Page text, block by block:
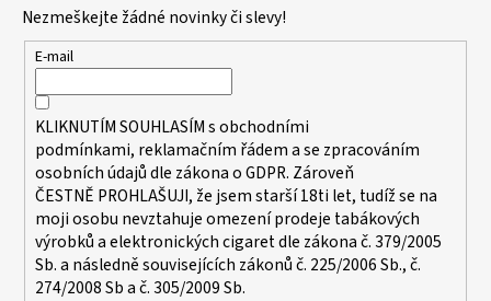
Nezmeškejte žádné novinky či slevy!
E-mail
KLIKNUTÍM SOUHLASÍM sobchodními
podmínkami, reklamačním řádem a se zpracováním
osobních údajů dle zákona oGDPR. Zároveň
ČESTNĚ PROHLAŠUJI, že jsem starší 18ti let, tudíž se na
moji osobu nevztahuje omezení prodeje tabákových
výrobků a elektronických cigaret dle zákona č. 379/2005
Sb. a následně souvisejících zákonů č. 225/2006 Sb., č.
274/2008 Sb a č. 305/2009 Sb.